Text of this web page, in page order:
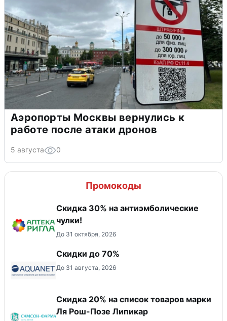
Аэропорты Москвы вернулись к
работе после атаки дронов
5 августа 0
Промокоды
Скидка 30% на антиэмболические
чулки!
До 31 октября, 2026
Скидки до 70%
До 31 августа, 2026
Скидка 20% на список товаров марки
Ля Рош-Позе Липикар